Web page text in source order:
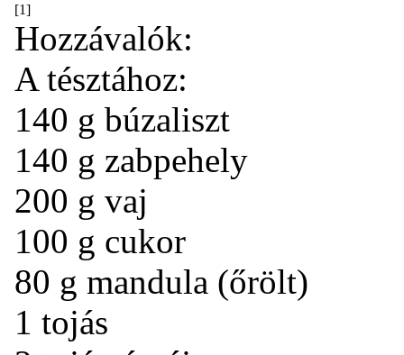
[1]
Hozzávalók:
A tésztához:
140 g búzaliszt
140 g zabpehely
200 g vaj
100 g cukor
80 g mandula (őrölt)
1 tojás